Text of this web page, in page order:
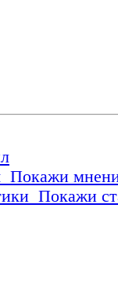
Покажи
Покажи